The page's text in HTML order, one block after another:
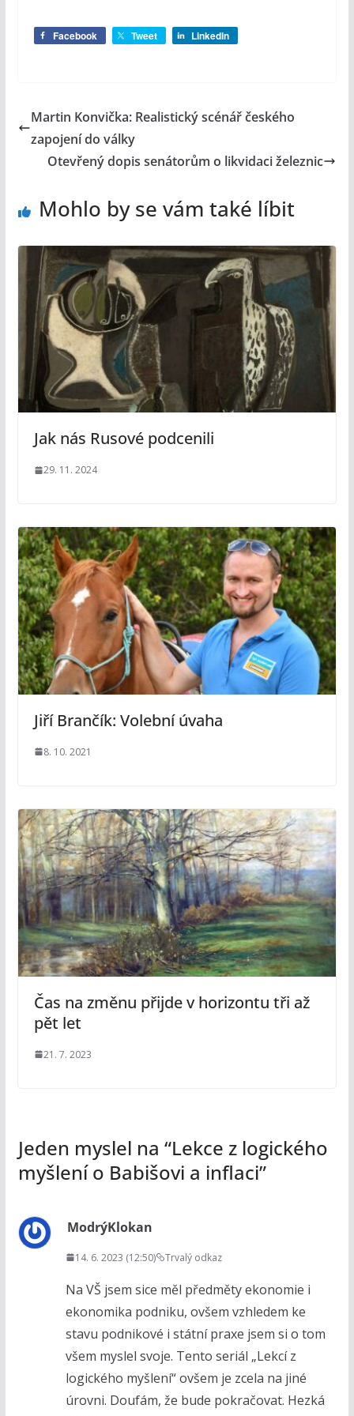
Facebook Tweet LinkedIn
Martin Konvička: Realistický scénář českého
zapojení do války
Otevřený dopis senátorům o likvidaci železnic
Mohlo by se vám také líbit
Jak nás Rusové podcenili
29. 11. 2024
Jiří Brančík: Volební úvaha
8. 10. 2021
Čas na změnu přijde v horizontu tři až
pět let
21. 7. 2023
Jeden myslel na “Lekce z logického
myšlení o Babišovi a inflaci”
ModrýKlokan
14. 6. 2023 (12:50) Trvalý odkaz
Na VŠ jsem sice měl předměty ekonomie i
ekonomika podniku, ovšem vzhledem ke
stavu podnikové i státní praxe jsem si o tom
všem myslel svoje. Tento seriál „Lekcí z
logického myšlení“ ovšem je zcela na jiné
úrovni. Doufám, že bude pokračovat. Hezká